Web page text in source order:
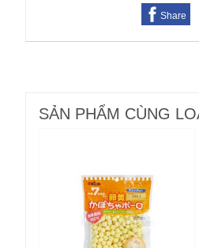
Share
SẢN PHẨM CÙNG